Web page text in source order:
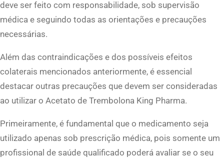
deve ser feito com responsabilidade, sob supervisão
médica e seguindo todas as orientações e precauções
necessárias.
Além das contraindicações e dos possíveis efeitos
colaterais mencionados anteriormente, é essencial
destacar outras precauções que devem ser consideradas
ao utilizar o Acetato de Trembolona King Pharma.
Primeiramente, é fundamental que o medicamento seja
utilizado apenas sob prescrição médica, pois somente um
profissional de saúde qualificado poderá avaliar se o seu